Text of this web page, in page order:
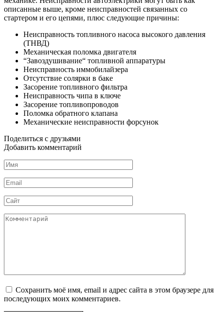
описанные выше, кроме неисправностей связанных со
стартером и его цепями, плюс следующие причины:
Неисправность топливного насоса высокого давления
(ТНВД)
Механическая поломка двигателя
“Завоздушивание“ топливной аппаратуры
Неисправность иммобилайзера
Отсутствие солярки в баке
Засорение топливного фильтра
Неисправность чипа в ключе
Засорение топливопроводов
Поломка обратного клапана
Механические неисправности форсунок
Поделиться с друзьями
Добавить комментарий
Имя
*
Email
*
Сайт
Комментарий
Сохранить моё имя, email и адрес сайта в этом браузере для
последующих моих комментариев.